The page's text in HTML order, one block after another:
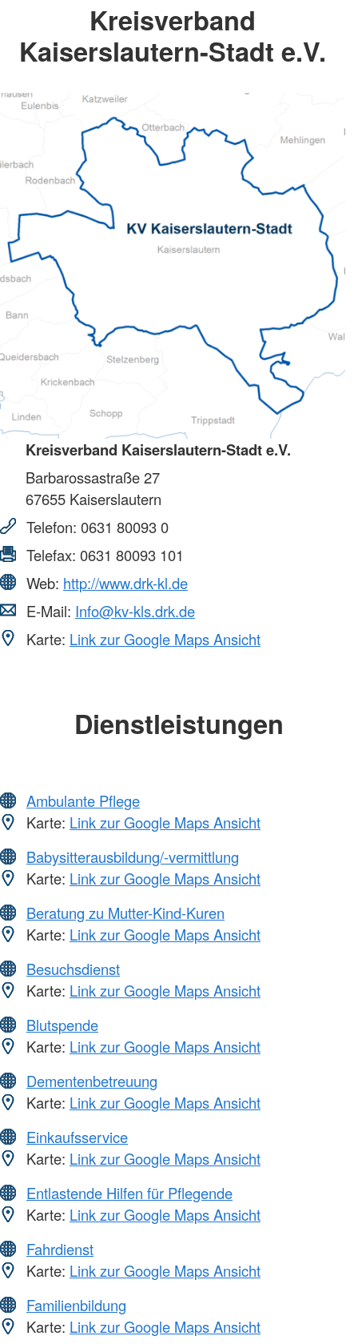
Kreisverband
Kaiserslautern-Stadt e.V.
Kreisverband Kaiserslautern-Stadt e.V.
Barbarossastraße 27
67655 Kaiserslautern
Telefon: 0631 80093 0
Telefax: 0631 80093 101
Web: http://www.drk-kl.de
E-Mail: Info@kv-kls.drk.de
Karte: Link zur Google Maps Ansicht
Dienstleistungen
Ambulante Pflege
Karte: Link zur Google Maps Ansicht
Babysitterausbildung/-vermittlung
Karte: Link zur Google Maps Ansicht
Beratung zu Mutter-Kind-Kuren
Karte: Link zur Google Maps Ansicht
Besuchsdienst
Karte: Link zur Google Maps Ansicht
Blutspende
Karte: Link zur Google Maps Ansicht
Dementenbetreuung
Karte: Link zur Google Maps Ansicht
Einkaufsservice
Karte: Link zur Google Maps Ansicht
Entlastende Hilfen für Pflegende
Karte: Link zur Google Maps Ansicht
Fahrdienst
Karte: Link zur Google Maps Ansicht
Familienbildung
Karte: Link zur Google Maps Ansicht